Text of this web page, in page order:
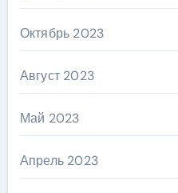
Октябрь 2023
Август 2023
Май 2023
Апрель 2023